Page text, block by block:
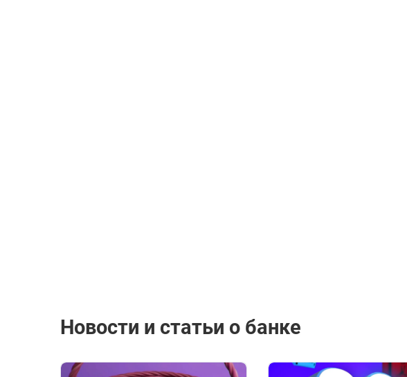
Новости и статьи о банке